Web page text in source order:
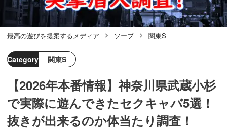
最高の遊びを提案するメディア ソープ 関東S
Category 関東S
【2026年本番情報】神奈川県武蔵小杉
で実際に遊んできたセクキャバ5選！
抜きが出来るのか体当たり調査！